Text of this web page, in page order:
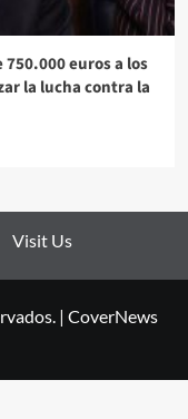
euros a los
la lucha contra la
Visit Us
| CoverNews